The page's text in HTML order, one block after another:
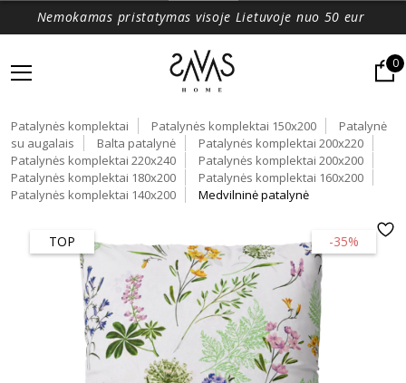
Nemokamas pristatymas visoje Lietuvoje nuo 50 eur
0
Patalynės komplektai Patalynės komplektai 150x200
Patalynė
su augalais
Balta patalynė
Patalynės komplektai 200x220
Patalynės komplektai 220x240
Patalynės komplektai 200x200
Patalynės komplektai 180x200
Patalynės komplektai 160x200
Patalynės komplektai 140x200
Medvilninė patalynė
-35%
TOP